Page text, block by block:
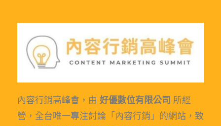
內容行銷高峰會，由 好優數位有限公司 所經
營，全台唯一專注討論「內容行銷」的網站，致